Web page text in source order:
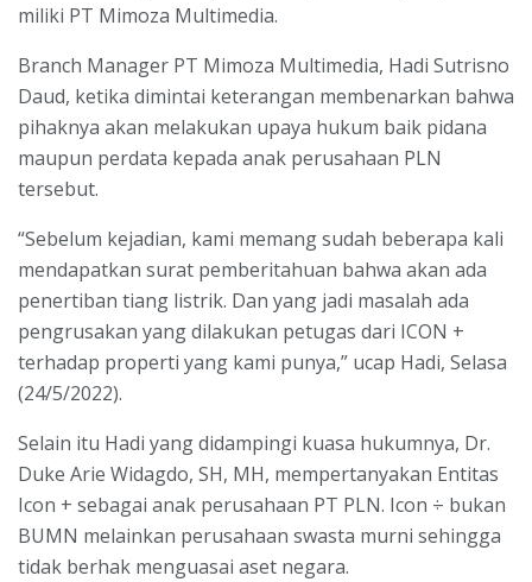
miliki PT Mimoza Multimedia.
Branch Manager PT Mimoza Multimedia, Hadi Sutrisno
Daud, ketika dimintai keterangan membenarkan bahwa
pihaknya akan melakukan upaya hukum baik pidana
maupun perdata kepada anak perusahaan PLN
tersebut.
“Sebelum kejadian, kami memang sudah beberapa kali
mendapatkan surat pemberitahuan bahwa akan ada
penertiban tiang listrik. Dan yang jadi masalah ada
pengrusakan yang dilakukan petugas dari ICON +
terhadap properti yang kami punya,” ucap Hadi, Selasa
(24/5/2022).
Selain itu Hadi yang didampingi kuasa hukumnya, Dr.
Duke Arie Widagdo, SH, MH, mempertanyakan Entitas
Icon + sebagai anak perusahaan PT PLN. Icon ÷ bukan
BUMN melainkan perusahaan swasta murni sehingga
tidak berhak menguasai aset negara.